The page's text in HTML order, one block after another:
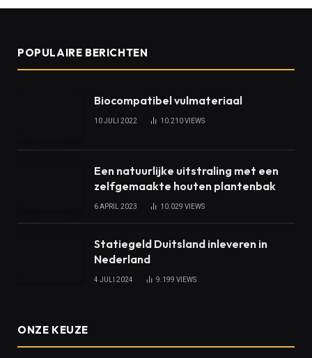
POPULAIRE BERICHTEN
Biocompatibel vulmateriaal
10 JULI 2022 10.210VIEWS
Een natuurlijke uitstraling met een
zelfgemaakte houten plantenbak
6 APRIL 2023 10.029 VIEWS
Statiegeld Duitsland inleveren in
Nederland
4 JULI 2024 9.199 VIEWS
ONZE KEUZE